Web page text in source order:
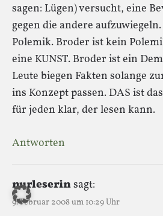
sagen: Lügen) versucht, eine
gegen die andere
Polemik. Broder ist kein
eine KUNST. Broder ist ein
Leute biegen Fakten solange
ins Konzept passen. DAS ist
für jeden klar, der lesen kann.
Antworten
nurleserinsagt:
9. Februar 2008 um 10:29 Uhr